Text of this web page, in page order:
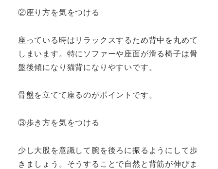
②座り方を気をつける
座っている時はリラックスするため背中を丸めて
しまいます。特にソファーや座面が滑る椅子は骨
盤後傾になり猫背になりやすいです。
骨盤を立てて座るのがポイントです。
③歩き方を気をつける
少し大股を意識して腕を後ろに振るようにして歩
きましょう。そうすることで自然と背筋が伸びま